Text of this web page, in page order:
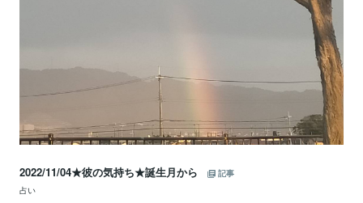
2022/11/04★彼の気持ち★誕生月から
記事
占い